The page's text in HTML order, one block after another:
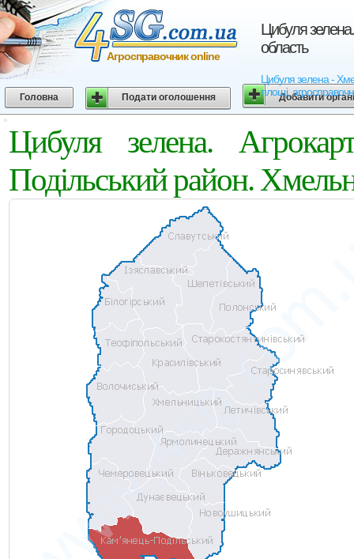
Цибуля
область
Цибуля зелена -
площі,
Агросправочник online
Головна Подати оголошення Добавити
Цибуля зелена.
Подільський район.